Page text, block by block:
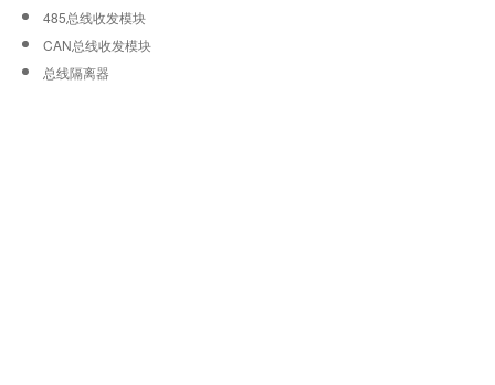
485总线收发模块
CAN总线收发模块
总线隔离器